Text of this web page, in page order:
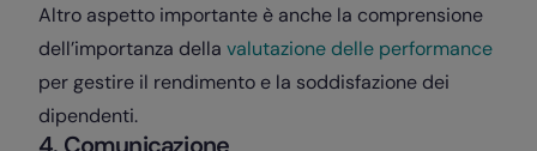
Altro aspetto importante è anche la comprensione
dell’importanza della valutazione delle performance
per gestire il rendimento e la soddisfazione dei
dipendenti.